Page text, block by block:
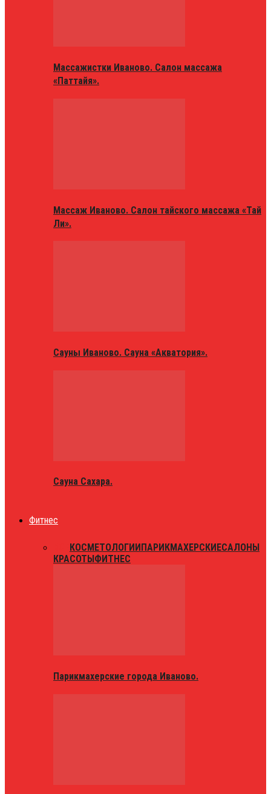
Массажистки Иваново. Салон массажа
«Паттайя».
Массаж Иваново. Салон тайского массажа «Тай
Ли».
Сауны Иваново. Сауна «Акватория».
Сауна Сахара.
Фитнес
КОСМЕТОЛОГИИПАРИКМАХЕРСКИЕСАЛОНЫ
КРАСОТЫФИТНЕС
Парикмахерские города Иваново.